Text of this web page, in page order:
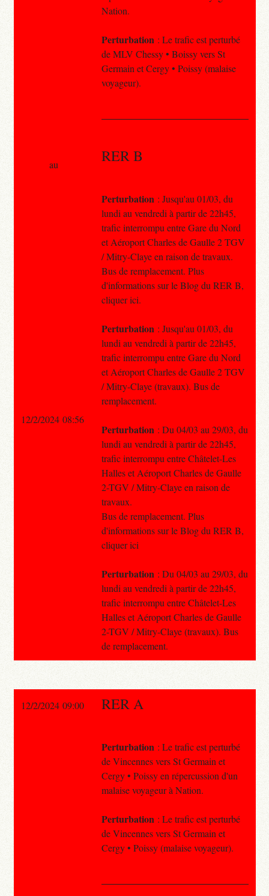
Nation.
Perturbation : Le trafic est perturbé
de MLV Chessy • Boissy vers St
Germain et Cergy • Poissy (malaise
voyageur).
RER B
Perturbation : Jusqu'au 01/03, du
lundi au vendredi à partir de 22h45,
trafic interrompu entre Gare du Nord
et Aéroport Charles de Gaulle 2 TGV
/ Mitry-Claye en raison de travaux.
Bus de remplacement. Plus
d'informations sur le Blog du RER B,
cliquer ici.
Perturbation : Jusqu'au 01/03, du
lundi au vendredi à partir de 22h45,
trafic interrompu entre Gare du Nord
et Aéroport Charles de Gaulle 2 TGV
/ Mitry-Claye (travaux). Bus de
remplacement.
Perturbation : Du 04/03 au 29/03, du
lundi au vendredi à partir de 22h45,
trafic interrompu entre Châtelet-Les
Halles et Aéroport Charles de Gaulle
2-TGV / Mitry-Claye en raison de
travaux.
Bus de remplacement. Plus
d'informations sur le Blog du RER B,
cliquer ici
Perturbation : Du 04/03 au 29/03, du
lundi au vendredi à partir de 22h45,
trafic interrompu entre Châtelet-Les
Halles et Aéroport Charles de Gaulle
2-TGV / Mitry-Claye (travaux). Bus
de remplacement.
au
12/2/2024 08:56
12/2/2024 09:00 RER A
Perturbation : Le trafic est perturbé
de Vincennes vers St Germain et
Cergy • Poissy en répercussion d'un
malaise voyageur à Nation.
Perturbation : Le trafic est perturbé
de Vincennes vers St Germain et
Cergy • Poissy (malaise voyageur).